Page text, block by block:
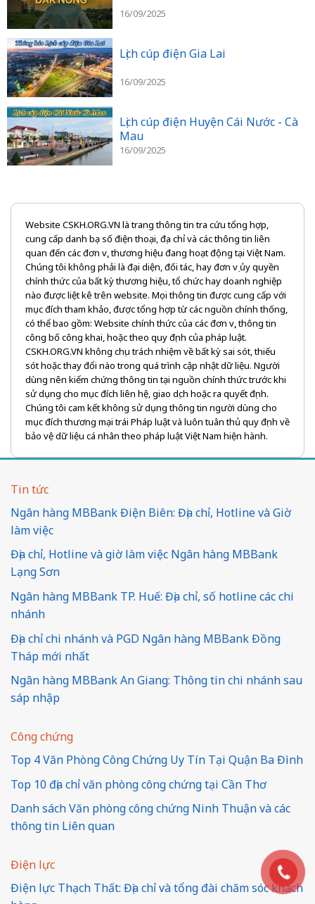
16/09/2025
Lịch cúp điện Gia Lai
16/09/2025
Lịch cúp điện Huyện Cái Nước - Cà
Mau
16/09/2025
Website CSKH.ORG.VN là trang thông tin tra cứu tổng hợp,
cung cấp danh bạ số điện thoại, địa chỉ và các thông tin liên
quan đến các đơn vị, thương hiệu đang hoạt động tại Việt Nam.
Chúng tôi không phải là đại diện, đối tác, hay đơn vị ủy quyền
chính thức của bất kỳ thương hiệu, tổ chức hay doanh nghiệp
nào được liệt kê trên website. Mọi thông tin được cung cấp với
mục đích tham khảo, được tổng hợp từ các nguồn chính thống,
có thể bao gồm: Website chính thức của các đơn vị, thông tin
công bố công khai, hoặc theo quy định của pháp luật.
CSKH.ORG.VN không chịu trách nhiệm về bất kỳ sai sót, thiếu
sót hoặc thay đổi nào trong quá trình cập nhật dữ liệu. Người
dùng nên kiểm chứng thông tin tại nguồn chính thức trước khi
sử dụng cho mục đích liên hệ, giao dịch hoặc ra quyết định.
Chúng tôi cam kết không sử dụng thông tin người dùng cho
mục đích thương mại trái Pháp luật và luôn tuân thủ quy định về
bảo vệ dữ liệu cá nhân theo pháp luật Việt Nam hiện hành.
Tin tức
Ngân hàng MBBank Điện Biên: Địa chỉ, Hotline và Giờ
làm việc
Địa chỉ, Hotline và giờ làm việc Ngân hàng MBBank
Lạng Sơn
Ngân hàng MBBank TP. Huế: Địa chỉ, số hotline các chi
nhánh
Địa chỉ chi nhánh và PGD Ngân hàng MBBank Đồng
Tháp mới nhất
Ngân hàng MBBank An Giang: Thông tin chi nhánh sau
sáp nhập
Công chứng
Top 4 Văn Phòng Công Chứng Uy Tín Tại Quận Ba Đình
Top 10 địa chỉ văn phòng công chứng tại Cần Thơ
Danh sách Văn phòng công chứng Ninh Thuận và các
thông tin Liên quan
Điện lực
Điện lực Thạch Thất: Địa chỉ và tổng đài chăm sóc khách